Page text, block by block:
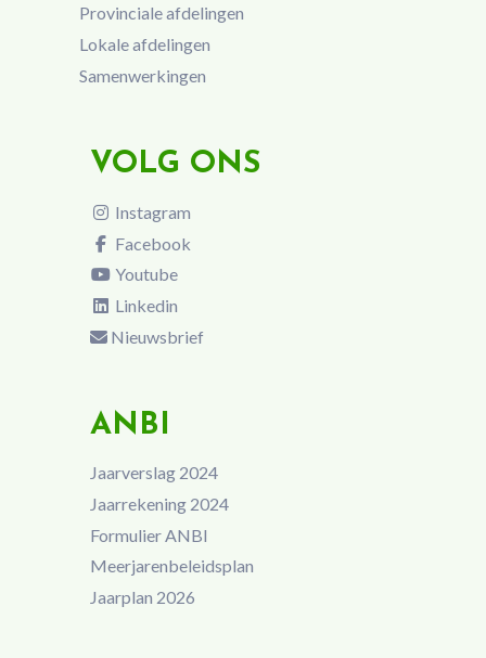
Provinciale afdelingen
Lokale afdelingen
Samenwerkingen
VOLG ONS
Instagram
Facebook
Youtube
Linkedin
Nieuwsbrief
ANBI
Jaarverslag 2024
Jaarrekening 2024
Formulier ANBI
Meerjarenbeleidsplan
Jaarplan 2026